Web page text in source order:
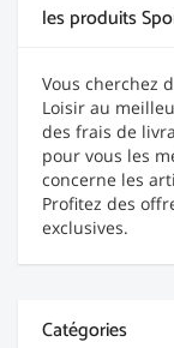
les produits
Vous cherchez
Loisir au
des frais de
pour vous les
concerne les
Profitez des
exclusives.
Catégories